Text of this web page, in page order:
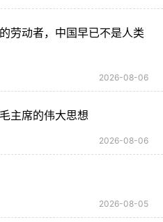
劳动者，中国早已不是人类
2026-08-06
主席的伟大思想
2026-08-06
2026-08-05